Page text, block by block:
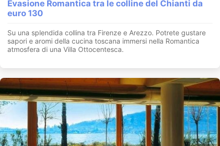
Evasione Romantica tra le colline del Chianti da
euro 130
Su una splendida collina tra Firenze e Arezzo. Potrete gustare
sapori e aromi della cucina toscana immersi nella Romantica
atmosfera di una Villa Ottocentesca.